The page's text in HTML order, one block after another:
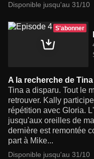
Disponible jusqu'au 31/10
S'abonner
A la recherche de Tina
Tina a disparu. Tout le
retrouver. Kally
répétition avec Gloria.
jusqu'aux oreilles de
dernière est remontée
part à Mike...
Disponible jusqu'au 31/10